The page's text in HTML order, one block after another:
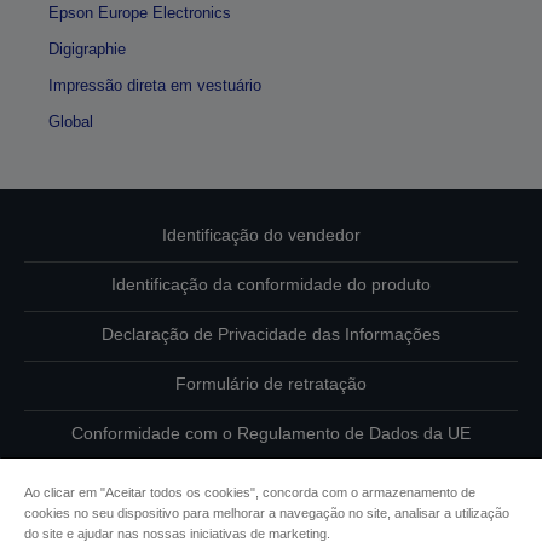
Epson Europe Electronics
Digigraphie
Impressão direta em vestuário
Global
Identificação do vendedor
Identificação da conformidade do produto
Declaração de Privacidade das Informações
Formulário de retratação
Conformidade com o Regulamento de Dados da UE
Informações sobre cookies
Ao clicar em "Aceitar todos os cookies", concorda com o armazenamento de
cookies no seu dispositivo para melhorar a navegação no site, analisar a utilização
do site e ajudar nas nossas iniciativas de marketing.